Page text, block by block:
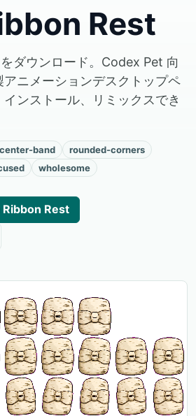
Rest
ダウンロード。Codex Pet 向
ニメーションデスクトップペ
ンストール、リミックスでき
center-band
rounded-corners
wholesome
Ribbon Rest